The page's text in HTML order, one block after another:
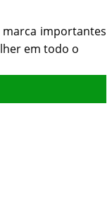
marca importantes
em todo o